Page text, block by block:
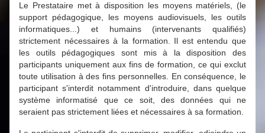
Le Prestataire met à disposition les moyens matériels, (le
support pédagogique, les moyens audiovisuels, les outils
informatiques...) et humains (intervenants qualifiés)
strictement nécessaires à la formation. Il est entendu que
les outils pédagogiques sont mis à la disposition des
participants uniquement aux fins de formation, ce qui exclut
toute utilisation à des fins personnelles. En conséquence, le
participant s'interdit notamment d'introduire, dans quelque
système informatisé que ce soit, des données qui ne
seraient pas strictement liées et nécessaires à sa formation.